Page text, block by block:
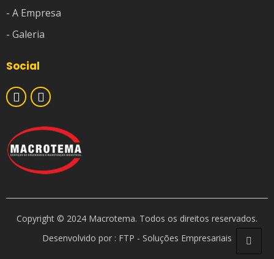
- A Empresa
- Galeria
Social
Copyright © 2024 Macrotema. Todos os direitos reservados.
Desenvolvido por : FTP - Soluções Empresariais